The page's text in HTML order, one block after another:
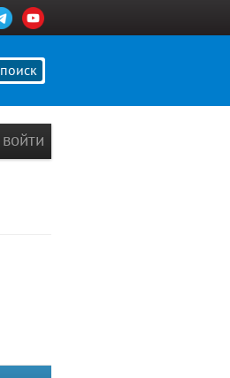
поиск
войти